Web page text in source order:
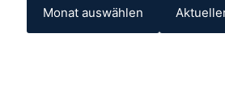
Monat auswählen